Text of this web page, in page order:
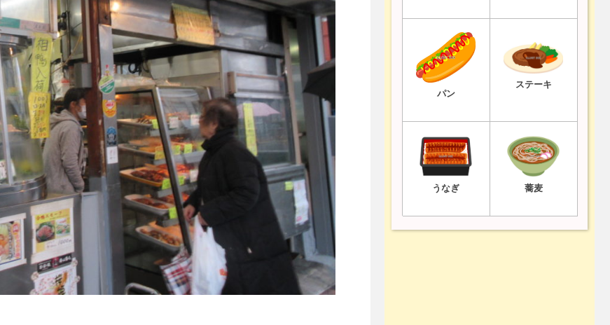
パン
ステーキ
うなぎ 蕎麦